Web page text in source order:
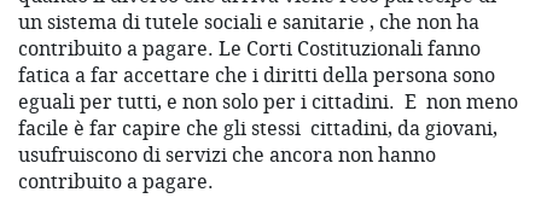
un sistema di tutele sociali e sanitarie , che non ha
contribuito a pagare. Le Corti Costituzionali fanno
fatica a far accettare che i diritti della persona sono
eguali per tutti, e non solo per i cittadini. E non meno
facile è far capire che gli stessi cittadini, da giovani,
usufruiscono di servizi che ancora non hanno
contribuito a pagare.